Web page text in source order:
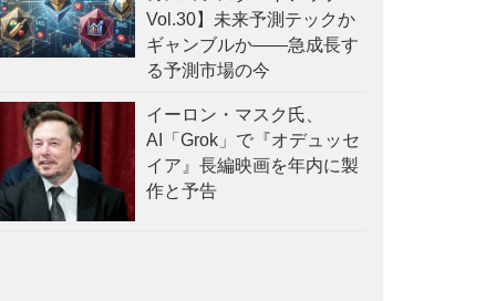
Vol.30】未来予測テックか
ギャンブルか——急成長す
る予測市場の今
イーロン・マスク氏、
AI「Grok」で『オデュッセ
イア』長編映画を年内に製
作と予告